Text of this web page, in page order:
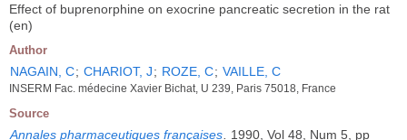
Effect of buprenorphine on exocrine pancreatic secretion in the rat
(en)
Author
NAGAIN, C; CHARIOT, J; ROZE, C; VAILLE, C
INSERM Fac. médecine Xavier Bichat, U 239, Paris 75018, France
Source
Annales pharmaceutiques françaises
1990, Vol 48, Num 5, pp